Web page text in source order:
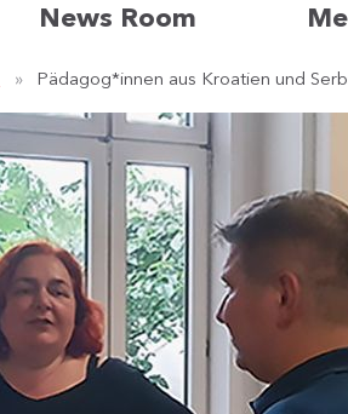
News Room
Pädagog*innen aus Kroatien und